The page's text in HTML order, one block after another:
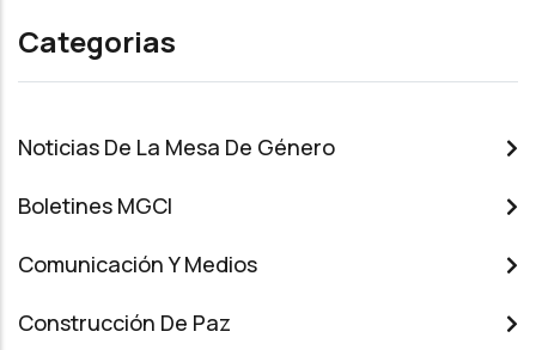
Categorias
Noticias De La Mesa De Género
Boletines MGCI
Comunicación Y Medios
Construcción De Paz